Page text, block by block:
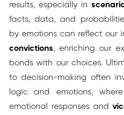
results, especially in
facts, data, and
by emotions can reflect our
convictions, enriching our
bonds with our choices.
to decision-making often
logic and emotions,
emotional responses and